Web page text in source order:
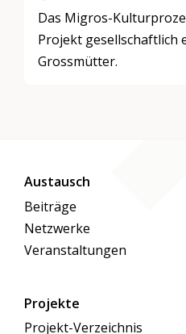
Das Migros-
Projekt gesellschaftlich
Grossmütter.
Austausch
Beiträge
Netzwerke
Veranstaltungen
Projekte
Projekt-Verzeichnis